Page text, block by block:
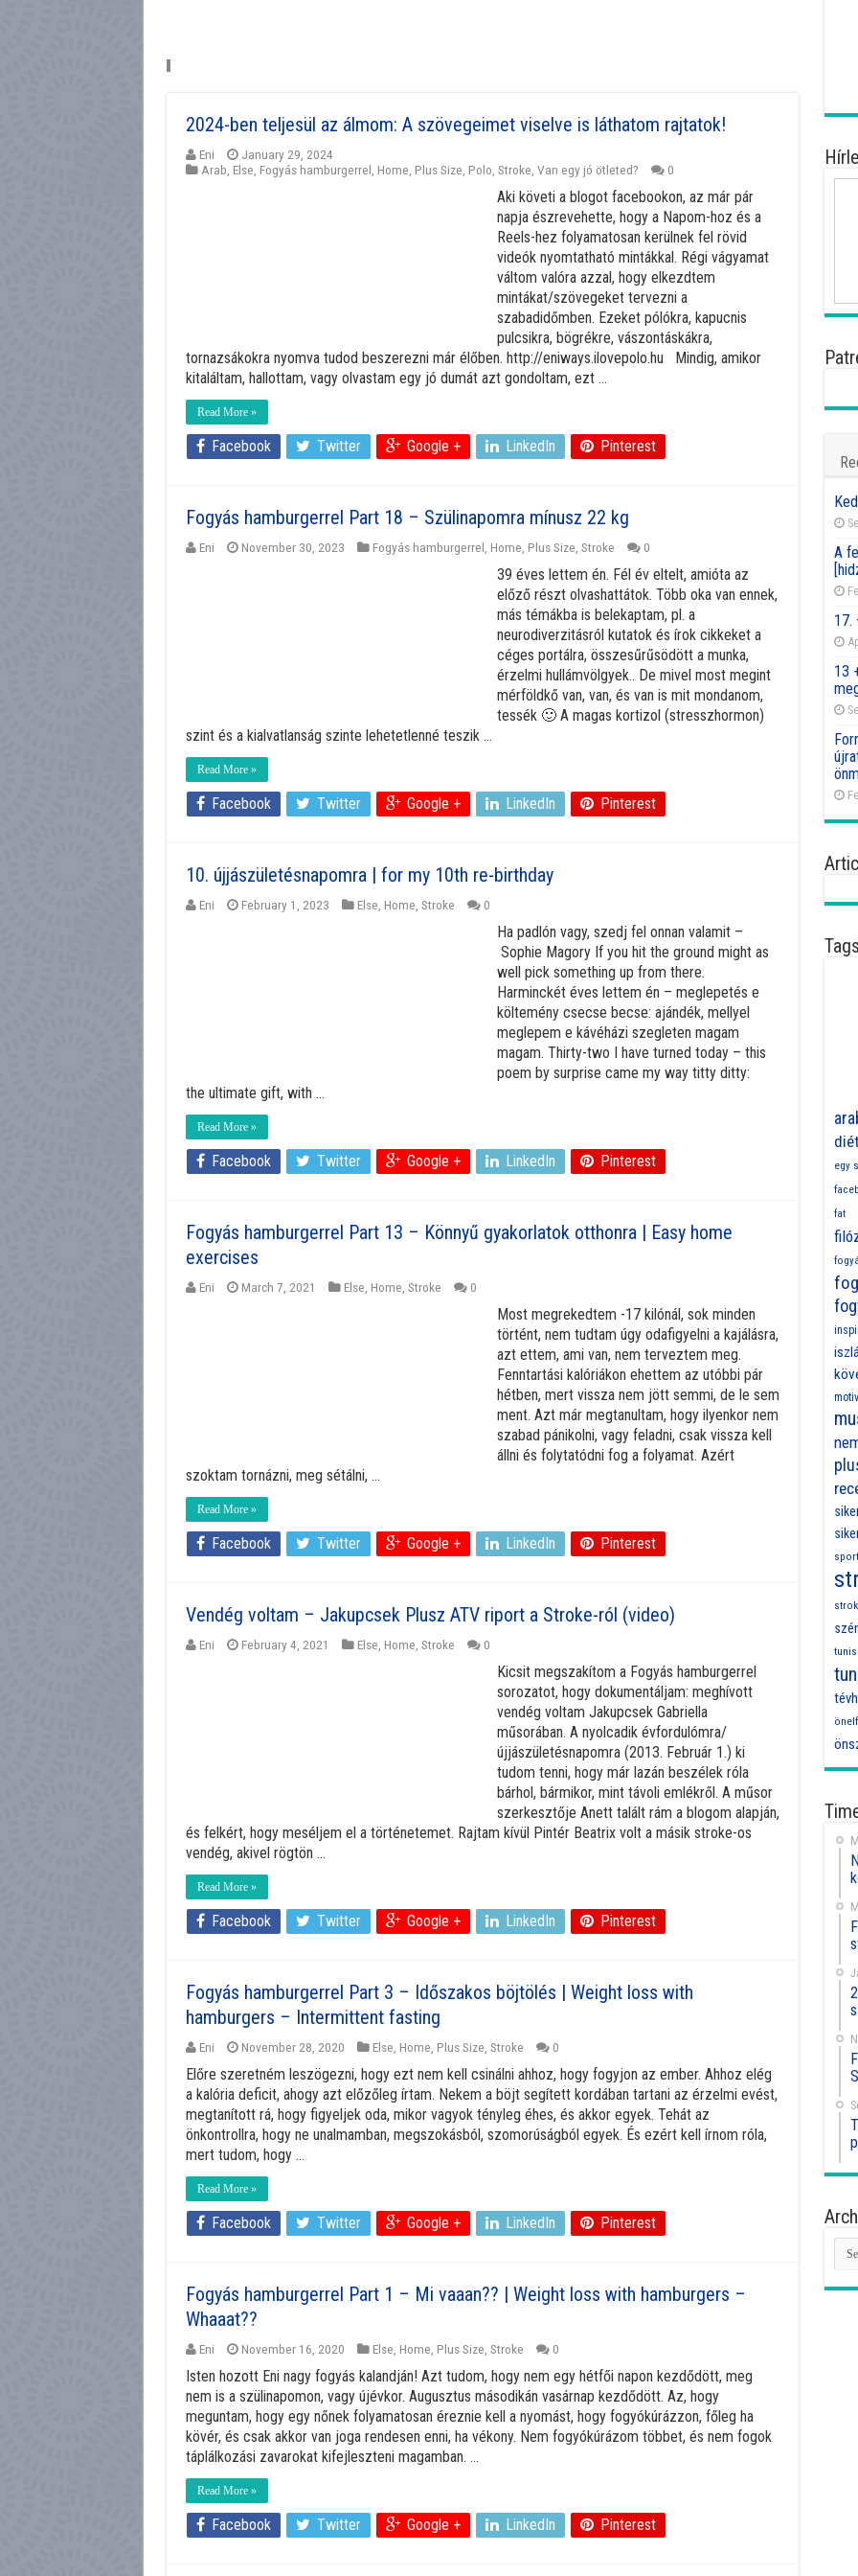
2024-ben teljesül az álmom: A szövegeimet viselve is láthatom rajtatok!
Eni
January 29, 2024
Arab Else Fogyás hamburgerrel Home Plus Size Polo Stroke Van egy jó ötleted? 0
Aki követi a blogot facebookon, az már pár
napja észrevehette, hogy a Napom-hoz és a
Reels-hez folyamatosan kerülnek fel rövid
videók nyomtatható mintákkal. Régi vágyamat
váltom valóra azzal, hogy elkezdtem
mintákat/szövegeket tervezni a
szabadidőmben. Ezeket pólókra, kapucnis
pulcsikra, bögrékre, vászontáskákra,
tornazsákokra nyomva tudod beszerezni már élőben. http://eniways.ilovepolo.hu Mindig, amikor
kitaláltam, hallottam, vagy olvastam egy jó dumát azt gondoltam, ezt ...
Read More »
Facebook Twitter Google + LinkedIn Pinterest
Fogyás hamburgerrel Part 18 – Szülinapomra mínusz 22 kg
Eni November 30, 2023 Fogyás hamburgerrel Home Plus Size Stroke 0
39 éves lettem én. Fél év eltelt, amióta az
előző részt olvashattátok. Több oka van ennek,
más témákba is belekaptam, pl. a
neurodiverzitásról kutatok és írok cikkeket a
céges portálra, összesűrűsödött a munka,
érzelmi hullámvölgyek.. De mivel most megint
mérföldkő van, van, és van is mit mondanom,
tessék 🙂 A magas kortizol (stresszhormon)
szint és a kialvatlanság szinte lehetetlenné teszik ...
Read More »
Facebook Twitter Google + LinkedIn Pinterest
10. újjászületésnapomra | for my 10th re-birthday
Eni February 1, 2023 Else Home Stroke 0
Ha padlón vagy, szedj fel onnan valamit –
Sophie Magory If you hit the ground might as
well pick something up from there.
Harminckét éves lettem én – meglepetés e
költemény csecse becse: ajándék, mellyel
meglepem e kávéházi szegleten magam
magam. Thirty-two I have turned today – this
poem by surprise came my way titty ditty:
the ultimate gift, with ...
Read More »
Facebook Twitter Google + LinkedIn Pinterest
Fogyás hamburgerrel Part 13 – Könnyű gyakorlatok otthonra | Easy home
exercises
Eni March 7, 2021 Else Home Stroke 0
Most megrekedtem -17 kilónál, sok minden
történt, nem tudtam úgy odafigyelni a kajálásra,
azt ettem, ami van, nem terveztem meg.
Fenntartási kalóriákon ehettem az utóbbi pár
hétben, mert vissza nem jött semmi, de le sem
ment. Azt már megtanultam, hogy ilyenkor nem
szabad pánikolni, vagy feladni, csak vissza kell
állni és folytatódni fog a folyamat. Azért
szoktam tornázni, meg sétálni, ...
Read More »
Facebook Twitter Google + LinkedIn Pinterest
Vendég voltam – Jakupcsek Plusz ATV riport a Stroke-ról (video)
Eni February 4, 2021 Else Home Stroke 0
Kicsit megszakítom a Fogyás hamburgerrel
sorozatot, hogy dokumentáljam: meghívott
vendég voltam Jakupcsek Gabriella
műsorában. A nyolcadik évfordulómra/
újjászületésnapomra (2013. Február 1.) ki
tudom tenni, hogy már lazán beszélek róla
bárhol, bármikor, mint távoli emlékről. A műsor
szerkesztője Anett talált rám a blogom alapján,
és felkért, hogy meséljem el a történetemet. Rajtam kívül Pintér Beatrix volt a másik stroke-os
vendég, akivel rögtön ...
Read More »
Facebook Twitter Google + LinkedIn Pinterest
Fogyás hamburgerrel Part 3 – Időszakos böjtölés | Weight loss with
hamburgers – Intermittent fasting
Eni November 28, 2020 Else Home Plus Size Stroke 0
Előre szeretném leszögezni, hogy ezt nem kell csinálni ahhoz, hogy fogyjon az ember. Ahhoz elég
a kalória deficit, ahogy azt előzőleg írtam. Nekem a böjt segített kordában tartani az érzelmi evést,
megtanított rá, hogy figyeljek oda, mikor vagyok tényleg éhes, és akkor egyek. Tehát az
önkontrollra, hogy ne unalmamban, megszokásból, szomorúságból egyek. És ezért kell írnom róla,
mert tudom, hogy ...
Read More »
Facebook Twitter Google + LinkedIn Pinterest
Fogyás hamburgerrel Part 1 – Mi vaaan?? | Weight loss with hamburgers –
Whaaat??
Eni November 16, 2020 Else Home Plus Size Stroke 0
Isten hozott Eni nagy fogyás kalandján! Azt tudom, hogy nem egy hétfői napon kezdődött, meg
nem is a szülinapomon, vagy újévkor. Augusztus másodikán vasárnap kezdődött. Az, hogy
meguntam, hogy egy nőnek folyamatosan éreznie kell a nyomást, hogy fogyókúrázzon, főleg ha
kövér, és csak akkor van joga rendesen enni, ha vékony. Nem fogyókúrázom többet, és nem fogok
táplálkozási zavarokat kifejleszteni magamban. ...
Read More »
Facebook Twitter Google + LinkedIn Pinterest
A
17.
13
Tags
egy
fat
sport